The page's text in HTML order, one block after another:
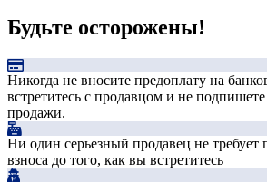
Будьте осторожены!
Никогда не вносите предоплату на
встретитесь с продавцом и не
продажи.
Ни один серьезный продавец не требует
взноса до того, как вы встретитесь